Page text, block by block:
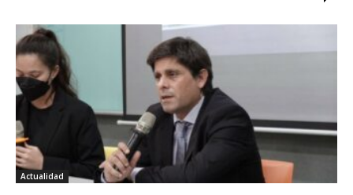
Actualidad